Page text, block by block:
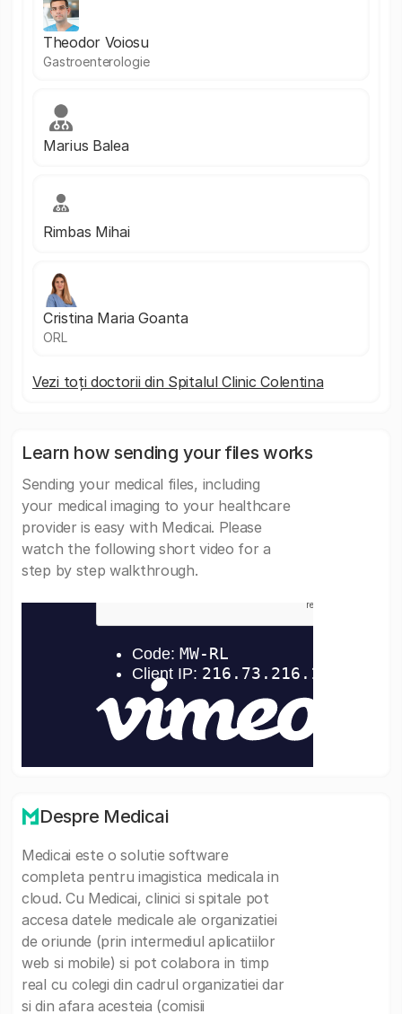
Theodor Voiosu
Gastroenterologie
Marius Balea
Rimbas Mihai
Cristina Maria Goanta
ORL
Vezi toți doctorii din Spitalul Clinic Colentina
Learn how sending your files works
Sending your medical files, including
your medical imaging to your healthcare
provider is easy with Medicai. Please
watch the following short video for a
step by step walkthrough.
Despre Medicai
Medicai este o solutie software
completa pentru imagistica medicala in
cloud. Cu Medicai, clinici si spitale pot
accesa datele medicale ale organizatiei
de oriunde (prin intermediul aplicatiilor
web si mobile) si pot colabora in timp
real cu colegi din cadrul organizatiei dar
si din afara acesteia (comisii